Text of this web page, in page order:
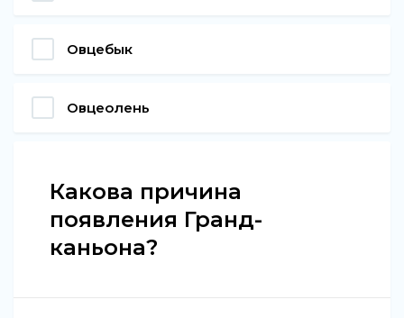
Овцебык
Овцеолень
Какова причина
появления Гранд-
каньона?